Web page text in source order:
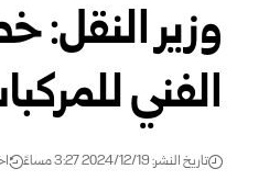
وزير النقل:
الفني
تاريخ النشر: 2024/12/19 3:27 مساءً